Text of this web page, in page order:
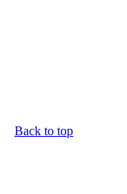
Back to top